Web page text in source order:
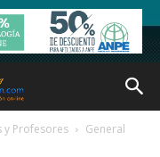
y Profesores General